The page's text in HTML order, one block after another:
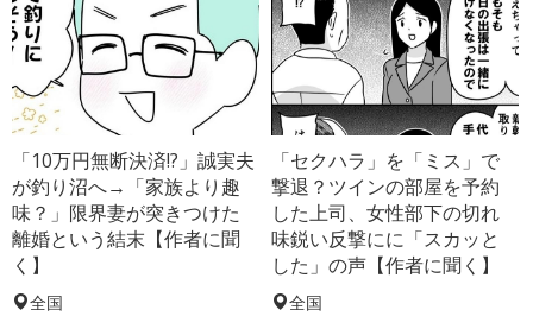
「10万円無断決済!?」誠実夫
が釣り沼へ→「家族より趣
味？」限界妻が突きつけた
離婚という結末【作者に聞
く】
全国
「セクハラ」を「ミス」で
撃退？ツインの部屋を予約
した上司、女性部下の切れ
味鋭い反撃にに「スカッと
した」の声【作者に聞く】
全国